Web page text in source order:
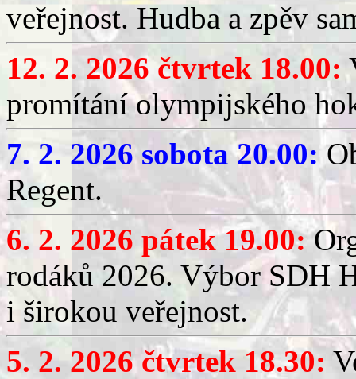
veřejnost. Hudba a zpěv
12. 2. 2026 čtvrtek 18.00:
promítání olympijského
7. 2. 2026 sobota 20.00:
Regent.
6. 2. 2026 pátek 19.00:
rodáků 2026. Výbor SDH
i širokou veřejnost.
5. 2. 2026 čtvrtek 18.30: